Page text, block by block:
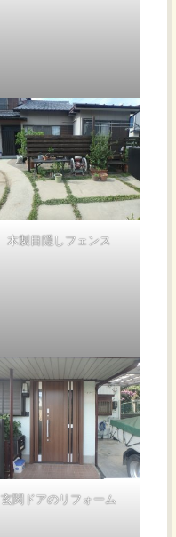
木製目隠しフェンス
玄関ドアのリフォーム